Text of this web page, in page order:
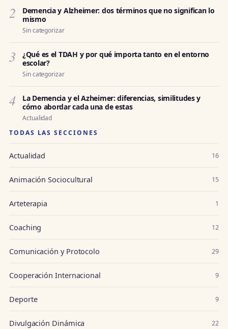
2
Demencia y Alzheimer: dos términos que no significan lo
mismo
Sin categorizar
3
¿Qué es el TDAH y por qué importa tanto en el entorno
escolar?
Sin categorizar
4
La Demencia y el Azheimer: diferencias, similitudes y
cómo abordar cada una de estas
Actualidad
TODAS LAS SECCIONES
Actualidad 16
Animación Sociocultural 15
Arteterapia 1
Coaching 12
Comunicación y Protocolo 29
Cooperación Internacional 9
Deporte 9
Divulgación Dinámica 22